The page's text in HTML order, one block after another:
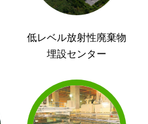
低レベル放射性廃棄物
埋設センター